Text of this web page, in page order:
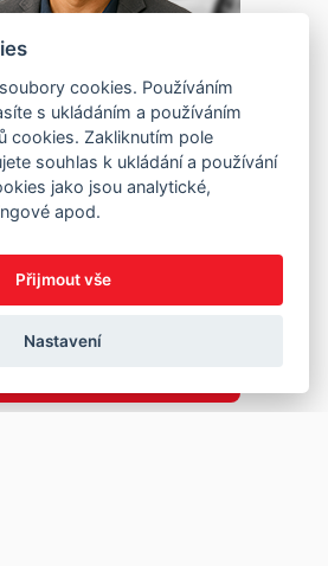
cookies. Používáním
s ukládáním a používáním
cookies. Zakliknutím pole
souhlas k ukládání a používání
jako jsou analytické,
apod.
Přijmout vše
Nastavení